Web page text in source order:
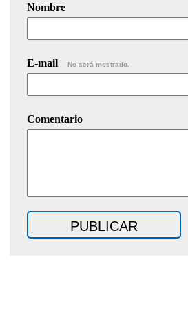
Nombre
E-mail No será mostrado.
Comentario